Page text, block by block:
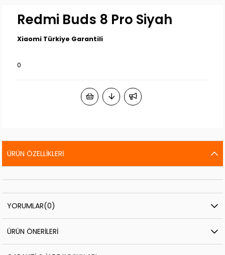
Redmi Buds 8 Pro Siyah
Xiaomi Türkiye Garantili
0
ÜRÜN ÖZELLIKLERI
YORUMLAR(0)
ÜRÜN ÖNERILERI